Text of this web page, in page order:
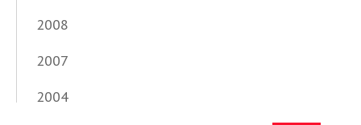
2008
2007
2004